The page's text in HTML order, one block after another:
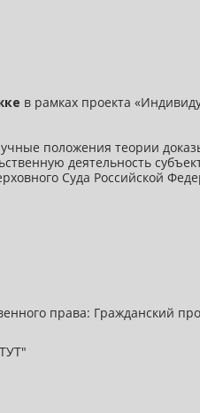
в рамках проекта
положения теории
деятельность
Суда Российской
права: Гражданский